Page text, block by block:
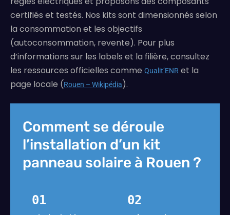
certifiés et testés. Nos kits sont dimensionnés selon
la consommation et les objectifs
(autoconsommation, revente). Pour plus
d’informations sur les labels et la filière, consultez
les ressources officielles comme Qualit’ENR et la
page locale (Rouen – Wikipédia).
Comment se déroule
l’installation d’un kit
panneau solaire à Rouen ?
01 02